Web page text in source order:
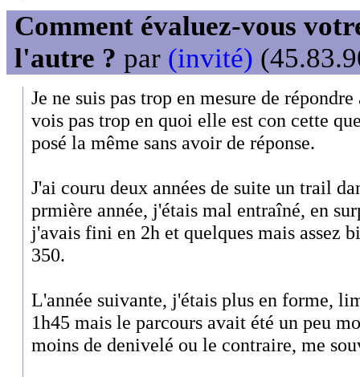
Comment évaluez-vous
l'autre ? par (invité)
Je ne suis pas trop en mesure de
vois pas trop en quoi elle est con cette
posé la même sans avoir de réponse.
J'ai couru deux années de suite un trail
prmière année, j'étais mal entraîné, en
j'avais fini en 2h et quelques mais assez
350.
L'année suivante, j'étais plus en forme,
1h45 mais le parcours avait été un peu
moins de denivelé ou le contraire, me